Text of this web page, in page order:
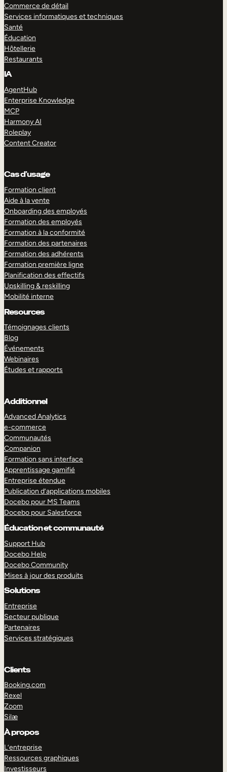
Commerce de détail
Services informatiques et techniques
Santé
Éducation
Hôtellerie
Restaurants
IA
AgentHub
Enterprise Knowledge
MCP
Harmony AI
Roleplay
Content Creator
Cas d’usage
Formation client
Aide à la vente
Onboarding des employés
Formation des employés
Formation à la conformité
Formation des partenaires
Formation des adhérents
Formation première ligne
Planification des effectifs
Upskilling & reskilling
Mobilité interne
Resources
Témoignages clients
Blog
Événements
Webinaires
Études et rapports
Additionnel
Advanced Analytics
e-commerce
Communautés
Companion
Formation sans interface
Apprentissage gamifié
Entreprise étendue
Publication d’applications mobiles
Docebo pour MS Teams
Docebo pour Salesforce
Éducation et communauté
Support Hub
Docebo Help
Docebo Community
Mises à jour des produits
Solutions
Entreprise
Secteur publique
Partenaires
Services stratégiques
Clients
Booking.com
Rexel
Zoom
Silæ
À propos
L’entreprise
Ressources graphiques
Investisseurs